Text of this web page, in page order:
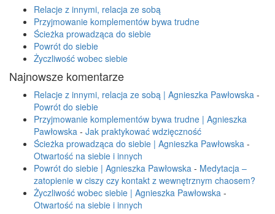
Relacje z innymi, relacja ze sobą
Przyjmowanie komplementów bywa trudne
Ścieżka prowadząca do siebie
Powrót do siebie
Życzliwość wobec siebie
Najnowsze komentarze
Relacje z innymi, relacja ze sobą | Agnieszka Pawłowska -
Powrót do siebie
Przyjmowanie komplementów bywa trudne | Agnieszka
Pawłowska - Jak praktykować wdzięczność
Ścieżka prowadząca do siebie | Agnieszka Pawłowska -
Otwartość na siebie i innych
Powrót do siebie | Agnieszka Pawłowska - Medytacja –
zatopienie w ciszy czy kontakt z wewnętrznym chaosem?
Życzliwość wobec siebie | Agnieszka Pawłowska -
Otwartość na siebie i innych